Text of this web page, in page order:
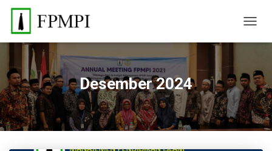
Desember 2024